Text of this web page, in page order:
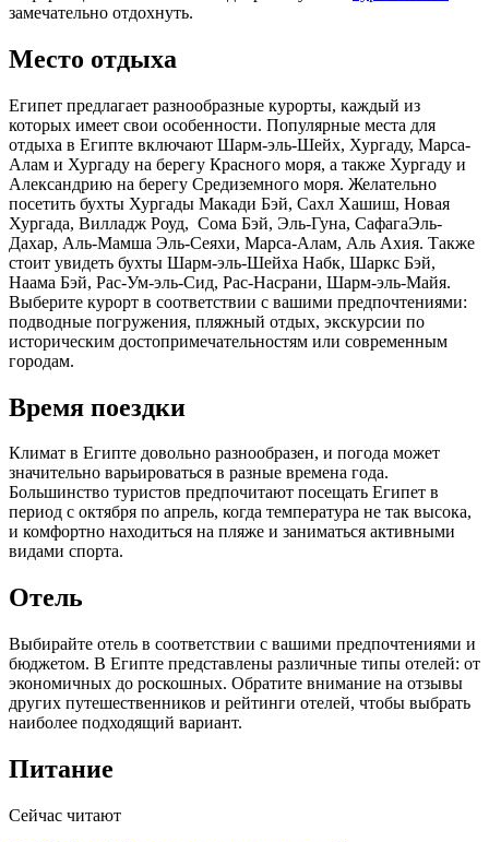
замечательно отдохнуть.
Место отдыха
Египет предлагает разнообразные курорты, каждый из
которых имеет свои особенности. Популярные места для
отдыха в Египте включают Шарм-эль-Шейх, Хургаду, Марса-
Алам и Хургаду на берегу Красного моря, а также Хургаду и
Александрию на берегу Средиземного моря. Желательно
посетить бухты Хургады Макади Бэй, Сахл Хашиш, Новая
Хургада, Вилладж Роуд, Сома Бэй, Эль-Гуна, СафагаЭль-
Дахар, Аль-Мамша Эль-Сеяхи, Марса-Алам, Аль Ахия. Также
стоит увидеть бухты Шарм-эль-Шейха Набк, Шаркс Бэй,
Наама Бэй, Рас-Ум-эль-Сид, Рас-Насрани, Шарм-эль-Майя.
Выберите курорт в соответствии с вашими предпочтениями:
подводные погружения, пляжный отдых, экскурсии по
историческим достопримечательностям или современным
городам.
Время поездки
Климат в Египте довольно разнообразен, и погода может
значительно варьироваться в разные времена года.
Большинство туристов предпочитают посещать Египет в
период с октября по апрель, когда температура не так высока,
и комфортно находиться на пляже и заниматься активными
видами спорта.
Отель
Выбирайте отель в соответствии с вашими предпочтениями и
бюджетом. В Египте представлены различные типы отелей: от
экономичных до роскошных. Обратите внимание на отзывы
других путешественников и рейтинги отелей, чтобы выбрать
наиболее подходящий вариант.
Питание
Сейчас читают